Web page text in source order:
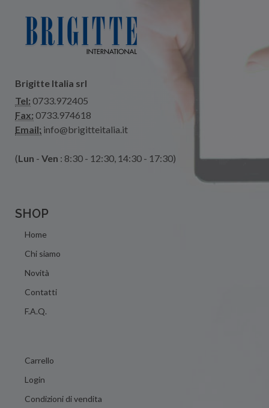
Brigitte Italia srl
Tel: 0733.972405
Fax: 0733.974618
Email: info@brigitteitalia.it
(Lun - Ven : 8:30 - 12:30, 14:30 - 17:30)
SHOP
Home
Chi siamo
Novità
Contatti
F.A.Q.
Carrello
Login
Condizioni di vendita